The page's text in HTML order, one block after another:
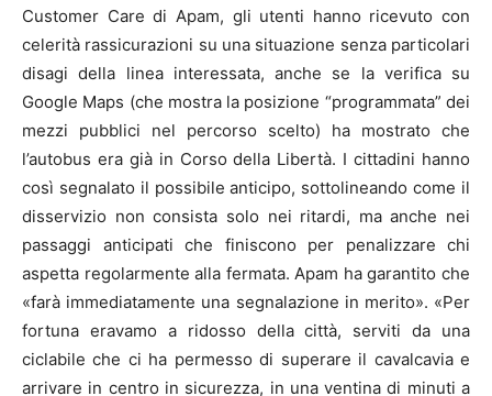
Customer Care di Apam, gli utenti hanno ricevuto con
celerità rassicurazioni su una situazione senza particolari
disagi della linea interessata, anche se la verifica su
Google Maps (che mostra la posizione “programmata” dei
mezzi pubblici nel percorso scelto) ha mostrato che
l’autobus era già in Corso della Libertà. I cittadini hanno
così segnalato il possibile anticipo, sottolineando come il
disservizio non consista solo nei ritardi, ma anche nei
passaggi anticipati che finiscono per penalizzare chi
aspetta regolarmente alla fermata. Apam ha garantito che
«farà immediatamente una segnalazione in merito». «Per
fortuna eravamo a ridosso della città, serviti da una
ciclabile che ci ha permesso di superare il cavalcavia e
arrivare in centro in sicurezza, in una ventina di minuti a